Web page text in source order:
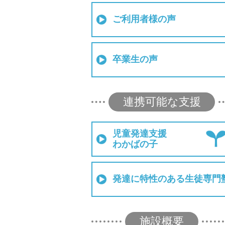
ご利用者様の声
卒業生の声
連携可能な支援
児童発達支援
わかばの子
発達に特性のある生徒専門
施設概要